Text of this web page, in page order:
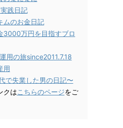
践日記
ムのお金日記
3000万円を目指すブロ
用の旅since2011.7.18
用
で失業した男の日記〜
クはこちらのページをご